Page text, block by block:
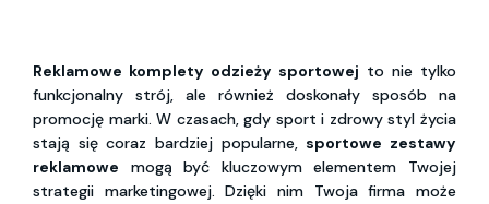
Reklamowe komplety odzieży sportowej to nie tylko
funkcjonalny strój, ale również doskonały sposób na
promocję marki. W czasach, gdy sport i zdrowy styl życia
stają się coraz bardziej popularne, sportowe zestawy
reklamowe mogą być kluczowym elementem Twojej
strategii marketingowej. Dzięki nim Twoja firma może